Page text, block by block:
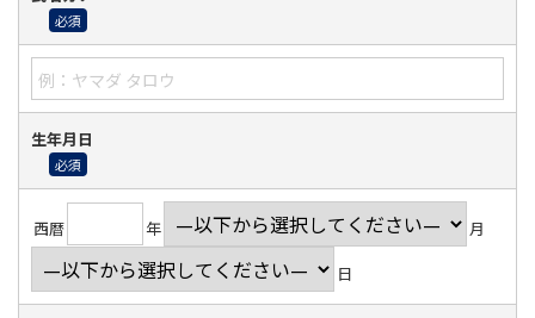
生年月日
西暦 年
月
日